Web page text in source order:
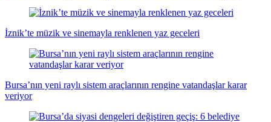
İznik’te müzik ve sinemayla renklenen yaz geceleri
Bursa’nın yeni raylı sistem araçlarının rengine vatandaşlar karar
veriyor